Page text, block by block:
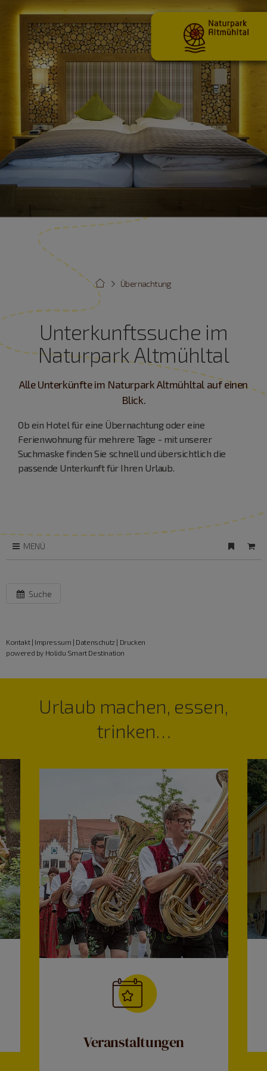
Übernachtung
Unterkunftssuche im
Naturpark Altmühltal
Alle Unterkünfte im Naturpark Altmühltal auf einen
Blick.
Ob ein Hotel für eine Übernachtung oder eine
Ferienwohnung für mehrere Tage - mit unserer
Suchmaske finden Sie schnell und übersichtlich die
passende Unterkunft für Ihren Urlaub.
MENÜ
Suche
Kontakt| Impressum | Datenschutz| Drucken
powered by Holidu Smart Destination
Urlaub machen, essen,
trinken…
Veranstaltungen